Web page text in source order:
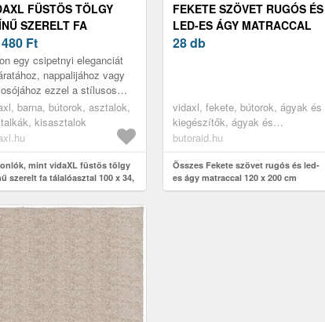
FÜSTÖS TÖLGY
SZERELT FA
100 X 34, 5
CM
Ft
egy csipetnyi eleganciát
nappalijához vagy
ezzel a stílusos
barna, bútorok, asztalok,
kisasztalok
mint vidaXL füstös tölgy
szerelt fa tálalóasztal 100 x 34,
cm
FEKETE SZÖVET RUGÓS ÉS
LED-ES ÁGY MATRACCAL
120 X 200 CM
28 db
vidaxl, fekete, bútorok, ágyak és
kiegészítők, ágyak és
ágykeretek
butoraid.hu
Összes Fekete szövet rugós és led-
es ágy matraccal 120 x 200 cm